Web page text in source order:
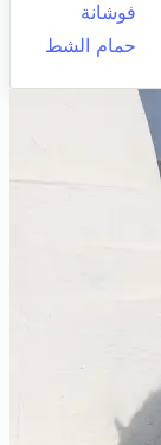
فوشانة
حمام الشط